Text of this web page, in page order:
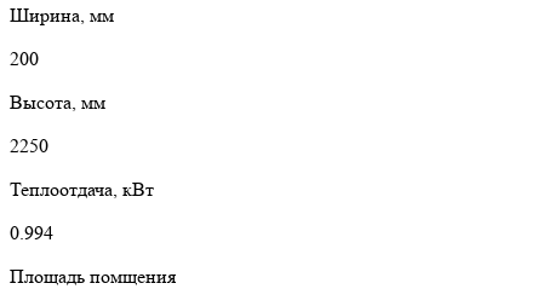
Ширина, мм
200
Высота, мм
2250
Теплоотдача, кВт
0.994
Площадь помщения